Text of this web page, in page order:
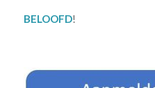
BELOOFD!